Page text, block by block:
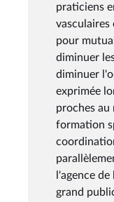
praticiens
vasculaires
pour
diminuer
diminuer
exprimée
proches au
formation
l'agence de
grand